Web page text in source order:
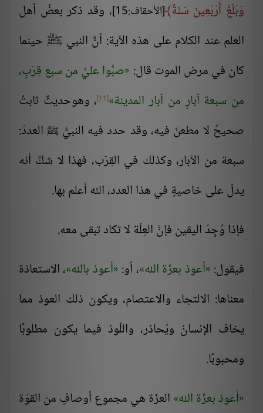
وَبَلَغَ أَرْبَعِينَ سَنَةً [الأحقاف:15]
، وقد ذكر بعضُ أهل
العلم عند الكلام على هذه الآية: أنَّ النبي ﷺ حينما
كان في مرض الموت قال: صبُّوا عليَّ من سبع قِرَبٍ،
من سبعة آبارٍ من آبار المدينة [11]
، وهوحديثٌ ثابتٌ
صحيحٌ لا مطعنَ فيه، وقد حدد فيه النبيُّ ﷺ العددَ:
سبعة من الآبار، وكذلك في القِرَب، فهذا لا شكَّ أنه
يدلّ على خاصيةٍ في هذا العدد، الله أعلم بها.
فإذا وُجِدَ اليقين فإنَّ العِلّة لا تكاد تبقى معه.
فيقول: أعوذ بعزّة الله ، أو: أعوذ بالله ، الاستعاذة
معناها: الالتجاء والاعتصام، ويكون ذلك العوذ مما
يخاف الإنسانُ ويُحاذر، واللّوذ فيما يكون مطلوبًا
ومحبوبًا.
أعوذ بعزّة الله العزّة هي مجموع أوصافٍ من القوّة